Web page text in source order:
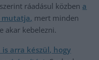
ráadásul közben a
mutatja, mert minden
akar kebelezni.
arra készül, hogy